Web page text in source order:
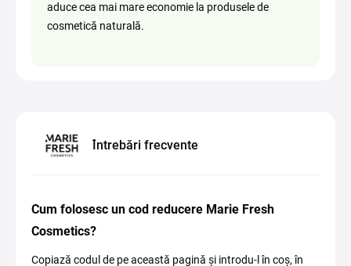
aduce cea mai mare economie la produsele de
cosmetică naturală.
Întrebări frecvente
Cum folosesc un cod reducere Marie Fresh
Cosmetics?
Copiază codul de pe această pagină și introdu-l în coș, în